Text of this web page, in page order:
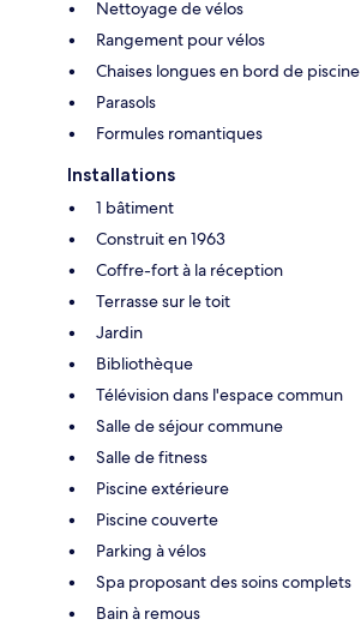
Nettoyage de vélos
Rangement pour vélos
Chaises longues en bord de piscine
Parasols
Formules romantiques
Installations
1 bâtiment
Construit en 1963
Coffre-fort à la réception
Terrasse sur le toit
Jardin
Bibliothèque
Télévision dans l'espace commun
Salle de séjour commune
Salle de fitness
Piscine extérieure
Piscine couverte
Parking à vélos
Spa proposant des soins complets
Bain à remous